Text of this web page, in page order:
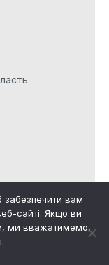
вам
сайті. Якщо ви
ми вважатимемо,